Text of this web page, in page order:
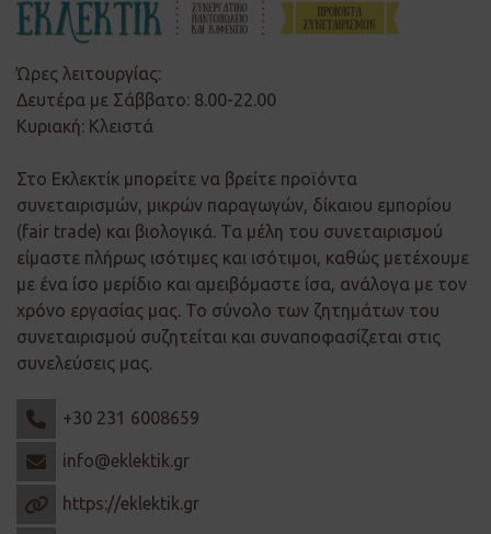
Ώρες λειτουργίας:
Δευτέρα με Σάββατο: 8.00-22.00
Κυριακή: Κλειστά
Στο Εκλεκτίκ μπορείτε να βρείτε προϊόντα
συνεταιρισμών, μικρών παραγωγών, δίκαιου εμπορίου
(fair trade) και βιολογικά. Τα μέλη του συνεταιρισμού
είμαστε πλήρως ισότιμες και ισότιμοι, καθώς μετέχουμε
με ένα ίσο μερίδιο και αμειβόμαστε ίσα, ανάλογα με τον
χρόνο εργασίας μας. Το σύνολο των ζητημάτων του
συνεταιρισμού συζητείται και συναποφασίζεται στις
συνελεύσεις μας.
+30 231 6008659
info@eklektik.gr
https://eklektik.gr